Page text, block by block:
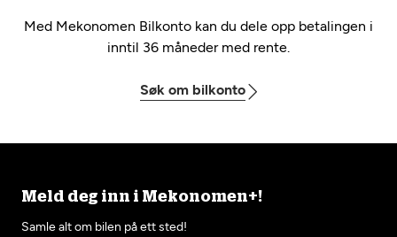
Med Mekonomen Bilkonto kan du dele opp betalingen i
inntil 36 måneder med rente.
Søk om bilkonto
Meld deg inn i Mekonomen+!
Samle alt om bilen på ett sted!